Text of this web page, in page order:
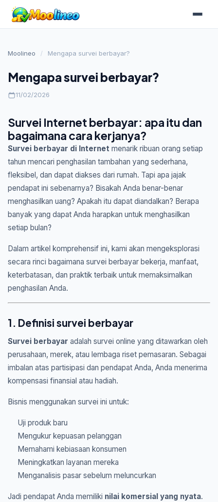
Moolineo / Mengapa survei berbayar?
Mengapa survei berbayar?
11/02/2026
Survei Internet berbayar: apa itu dan
bagaimana cara kerjanya?
Survei berbayar di Internet menarik ribuan orang setiap
tahun mencari penghasilan tambahan yang sederhana,
fleksibel, dan dapat diakses dari rumah. Tapi apa jajak
pendapat ini sebenarnya? Bisakah Anda benar-benar
menghasilkan uang? Apakah itu dapat diandalkan? Berapa
banyak yang dapat Anda harapkan untuk menghasilkan
setiap bulan?
Dalam artikel komprehensif ini, kami akan mengeksplorasi
secara rinci bagaimana survei berbayar bekerja, manfaat,
keterbatasan, dan praktik terbaik untuk memaksimalkan
penghasilan Anda.
1. Definisi survei berbayar
Survei berbayar adalah survei online yang ditawarkan oleh
perusahaan, merek, atau lembaga riset pemasaran. Sebagai
imbalan atas partisipasi dan pendapat Anda, Anda menerima
kompensasi finansial atau hadiah.
Bisnis menggunakan survei ini untuk:
Uji produk baru
Mengukur kepuasan pelanggan
Memahami kebiasaan konsumen
Meningkatkan layanan mereka
Menganalisis pasar sebelum meluncurkan
Jadi pendapat Anda memiliki nilai komersial yang nyata.